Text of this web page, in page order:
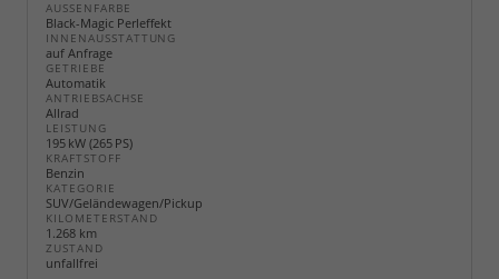
AUSSENFARBE
Black-Magic Perleffekt
INNENAUSSTATTUNG
auf Anfrage
GETRIEBE
Automatik
ANTRIEBSACHSE
Allrad
LEISTUNG
195 kW (265 PS)
KRAFTSTOFF
Benzin
KATEGORIE
SUV/Geländewagen/Pickup
KILOMETERSTAND
1.268 km
ZUSTAND
unfallfrei